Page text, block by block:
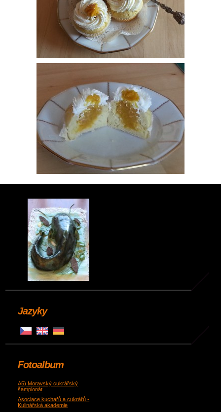
Jazyky
Fotoalbum
A5) Moravský cukrářský
šampionát
Asociace kuchařů a cukrářů -
Kulinářská akademie